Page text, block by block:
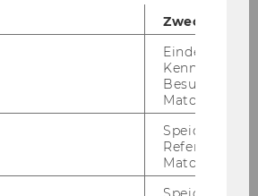
Zweck
Eindeutige
Besuchers
Matomo.
Speicherung
Referrers
Matomo.